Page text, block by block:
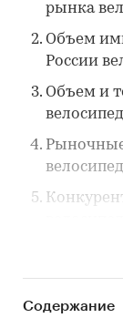
рынка
Объем
России
Объем и
Содержание